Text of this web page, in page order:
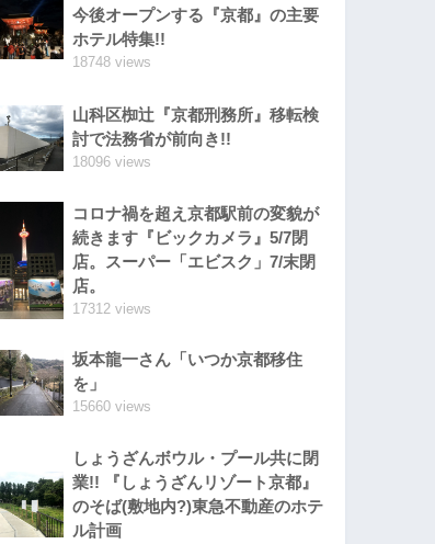
今後オープンする『京都』の主要
ホテル特集!!
18748 views
山科区椥辻『京都刑務所』移転検
討で法務省が前向き!!
18096 views
コロナ禍を超え京都駅前の変貌が
続きます『ビックカメラ』5/7閉
店。スーパー「エビスク」7/末閉
店。
17312 views
坂本龍一さん「いつか京都移住
を」
15660 views
しょうざんボウル・プール共に閉
業!! 『しょうざんリゾート京都』
のそば(敷地内?)東急不動産のホテ
ル計画